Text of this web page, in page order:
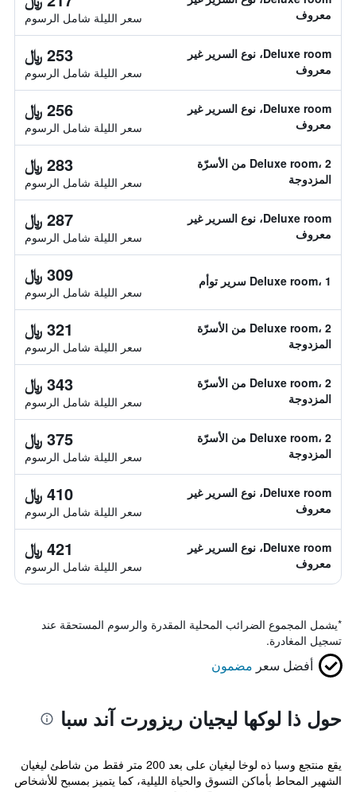
معروف
سعر الليلة شامل الرسوم
Deluxe room، نوع السرير غير
معروف
253 ﷼
سعر الليلة شامل الرسوم
Deluxe room، نوع السرير غير
معروف
256 ﷼
سعر الليلة شامل الرسوم
Deluxe room، 2 من الأسرّة
المزدوجة
283 ﷼
سعر الليلة شامل الرسوم
Deluxe room، نوع السرير غير
معروف
287 ﷼
سعر الليلة شامل الرسوم
Deluxe room، 1 سرير توأم 309 ﷼
سعر الليلة شامل الرسوم
Deluxe room، 2 من الأسرّة
المزدوجة
321 ﷼
سعر الليلة شامل الرسوم
Deluxe room، 2 من الأسرّة
المزدوجة
343 ﷼
سعر الليلة شامل الرسوم
Deluxe room، 2 من الأسرّة
المزدوجة
375 ﷼
سعر الليلة شامل الرسوم
Deluxe room، نوع السرير غير
معروف
410 ﷼
سعر الليلة شامل الرسوم
Deluxe room، نوع السرير غير
معروف
421 ﷼
سعر الليلة شامل الرسوم
*يشمل المجموع الضرائب المحلية المقدرة والرسوم المستحقة عند
تسجيل المغادرة.
أفضل سعر مضمون
حول ذا لوكها ليجيان ريزورت آند سبا
يقع منتجع وسبا ذه لوخا ليغيان على بعد 200 متر فقط من شاطئ ليغيان
الشهير المحاط بأماكن التسوق والحياة الليلية، كما يتميز بمسبح للأشخاص